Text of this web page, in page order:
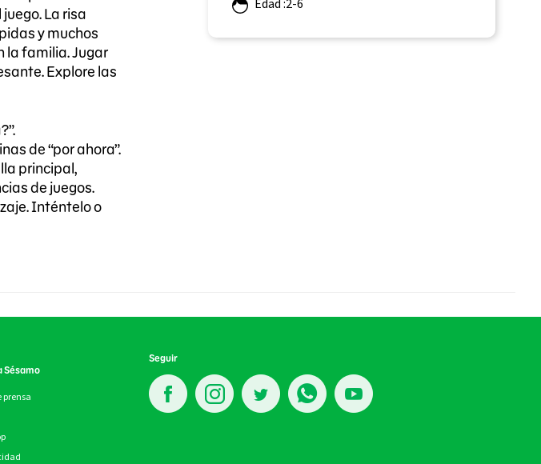
La risa
y muchos
la familia. Jugar
Explore las
de “por ahora”.
principal,
de juegos.
Inténtelo o
Edad :2-6
Sésamo
prensa
Seguir